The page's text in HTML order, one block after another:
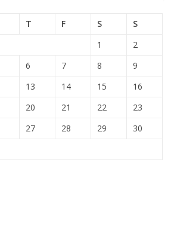
T F S
S
1
2
6 7 8
9
13 14 15
16
20 21 22
23
27 28 29
30